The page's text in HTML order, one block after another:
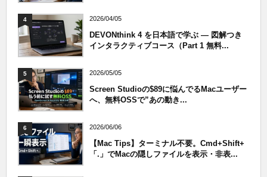
4 2026/04/05
DEVONthink 4 を日本語で学ぶ — 図解つき
インタラクティブコース（Part 1 無料...
5 2026/05/05
Screen Studioの$89に悩んでるMacユーザー
へ、無料OSSで”あの動き...
6 2026/06/06
【Mac Tips】ターミナル不要。Cmd+Shift+
「.」でMacの隠しファイルを表示・非表...